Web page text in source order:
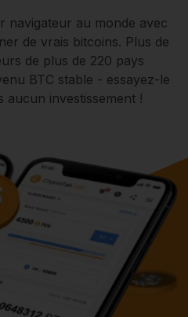
navigateur au monde avec
de vrais bitcoins. Plus de
de plus de 220 pays
BTC stable - essayez-le
aucun investissement !